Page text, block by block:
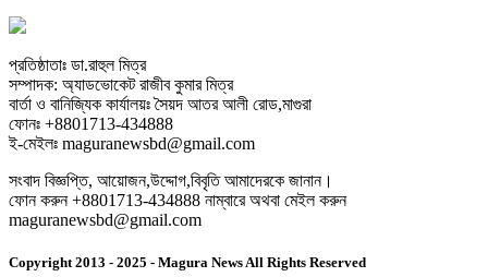
প্রতিষ্ঠাতাঃ ডা.রাহুল মিত্র
সম্পাদক: অ্যাডভোকেট রাজীব কুমার মিত্র
বার্তা ও বানিজ্যিক কার্যালয়ঃ সৈয়দ আতর আলী রোড,মাগুরা
ফোনঃ +8801713-434888
ই-মেইলঃ maguranewsbd@gmail.com
সংবাদ বিজ্ঞপ্তি, আয়োজন,উদ্দোগ,বিবৃতি আমাদেরকে জানান।
ফোন করুন +8801713-434888 নাম্বারে অথবা মেইল করুন
maguranewsbd@gmail.com
Copyright 2013 - 2025 - Magura News All Rights Reserved